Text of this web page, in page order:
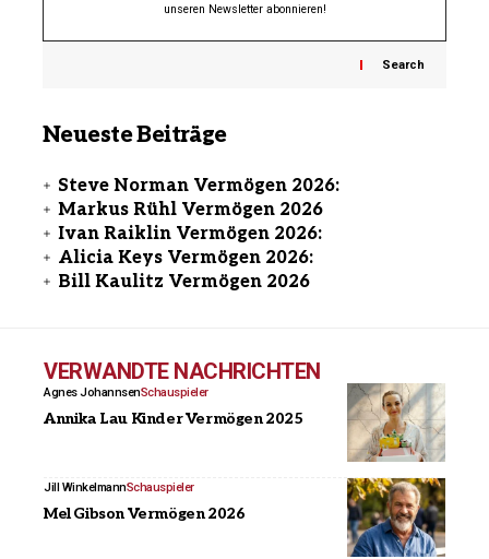
unseren Newsletter abonnieren!
Search
Neueste Beiträge
Steve Norman Vermögen 2026:
Markus Rühl Vermögen 2026
Ivan Raiklin Vermögen 2026:
Alicia Keys Vermögen 2026:
Bill Kaulitz Vermögen 2026
VERWANDTE NACHRICHTEN
Agnes JohannsenSchauspieler
Annika Lau Kinder Vermögen 2025
Jill WinkelmannSchauspieler
Mel Gibson Vermögen 2026